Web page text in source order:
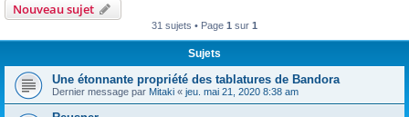
Nouveau sujet
31 sujets • Page 1 sur 1
Sujets
Une étonnante propriété des tablatures de Bandora
Dernier message par Mitaki « jeu. mai 21, 2020 8:38 am